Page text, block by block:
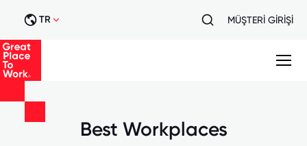
TR MÜŞTERİ GİRİŞİ
Best Workplaces